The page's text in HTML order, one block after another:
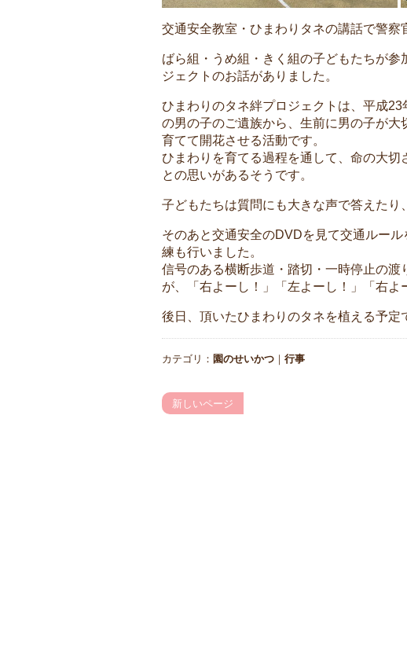
交通安全教室・ひまわりタネの講話で警察
ばら組・うめ組・きく組の子どもたちが
ジェクトのお話がありました。
ひまわりのタネ絆プロジェクトは、平成
の男の子のご遺族から、生前に男の子が
育てて開花させる活動です。
ひまわりを育てる過程を通して、命の大
との思いがあるそうです。
子どもたちは質問にも大きな声で答えたり
そのあと交通安全のDVDを見て交通ルー
練も行いました。
信号のある横断歩道・踏切・一時停止の
が、「右よーし！」「左よーし！」「右よ
後日、頂いたひまわりのタネを植える予
カテゴリ： 園のせいかつ ｜ 行事
新しいページ